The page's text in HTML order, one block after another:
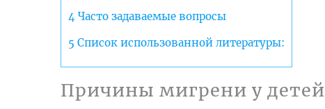
4 Часто задаваемые вопросы
5 Список использованной литературы:
Причины мигрени у детей